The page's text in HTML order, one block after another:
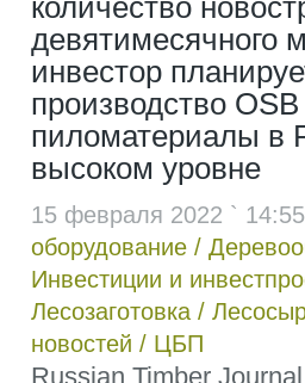
количество
девятимесячного
инвестор
производство
пиломатериалы в
высоком уровне
15 февраля 2022 `
оборудование /
Инвестиции и
Лесозаготовка /
новостей / ЦБП
Russian Timber